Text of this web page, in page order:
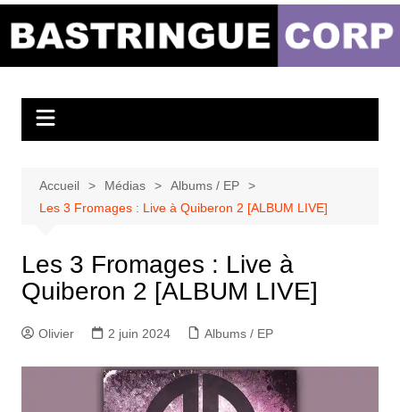
Bastringue Corp –
Musicales
Accueil Médias
Albums / EP
Les 3 Fromages : Live à Quiberon 2 [ALBUM LIVE]
Les 3 Fromages : Live à
Quiberon 2 [ALBUM LIVE]
Olivier 2 juin 2024 Albums / EP